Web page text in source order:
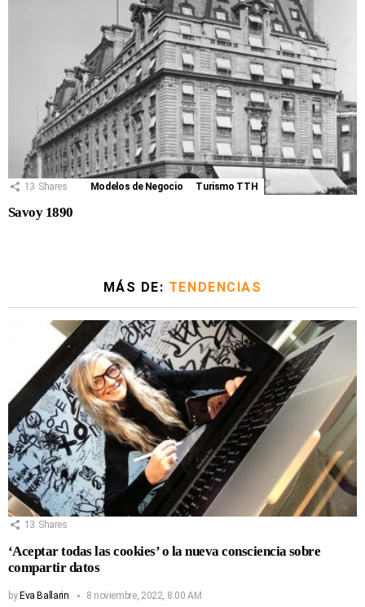
13 Shares Modelos de Negocio Turismo TTH
Savoy 1890
MÁS DE: TENDENCIAS
13 Shares
‘Aceptar todas las cookies’ o la nueva consciencia sobre
compartir datos
by Eva Ballarin 8 noviembre, 2022, 8:00 AM